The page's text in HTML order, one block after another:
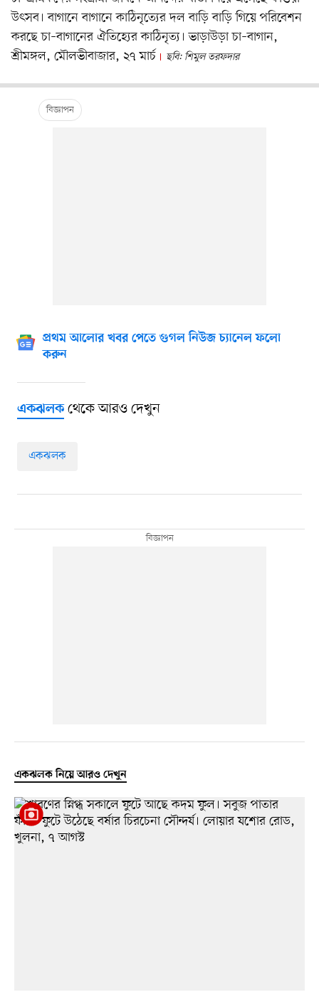
উৎসব। বাগানে বাগানে কাঠিনৃত্যের দল বাড়ি বাড়ি গিয়ে পরিবেশন
করছে চা–বাগানের ঐতিহ্যের কাঠিনৃত্য। ভাড়াউড়া চা–বাগান,
শ্রীমঙ্গল, মৌলভীবাজার, ২৭ মার্চ
ছবি: শিমুল তরফদার
প্রথম আলোর খবর পেতে গুগল নিউজ চ্যানেল ফলো
করুন
একঝলকথেকে আরও দেখুন
একঝলক
একঝলক নিয়ে আরও দেখুন